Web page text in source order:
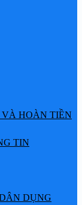
HOÀN TIỀN
TIN
DỤNG